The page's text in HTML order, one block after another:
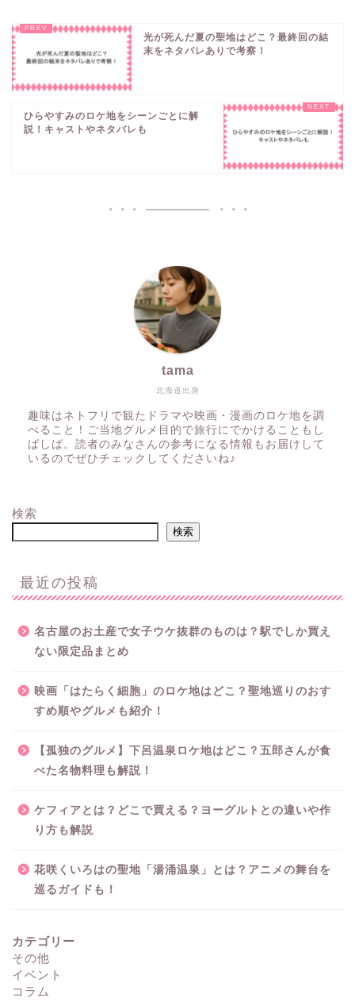
光が死んだ夏の聖地はどこ？最終回の結
末をネタバレありで考察！
ひらやすみのロケ地をシーンごとに解
説！キャストやネタバレも
北海道出身
tama
趣味はネトフリで観たドラマや映画・漫画のロケ地を調
べること！ご当地グルメ目的で旅行にでかけることもし
ばしば。読者のみなさんの参考になる情報もお届けして
いるのでぜひチェックしてくださいね♪
検索
検索
最近の投稿
名古屋のお土産で女子ウケ抜群のものは？駅でしか買え
ない限定品まとめ
映画「はたらく細胞」のロケ地はどこ？聖地巡りのおす
すめ順やグルメも紹介！
【孤独のグルメ】下呂温泉ロケ地はどこ？五郎さんが食
べた名物料理も解説！
ケフィアとは？どこで買える？ヨーグルトとの違いや作
り方も解説
花咲くいろはの聖地「湯涌温泉」とは？アニメの舞台を
巡るガイドも！
カテゴリー
その他
イベント
コラム